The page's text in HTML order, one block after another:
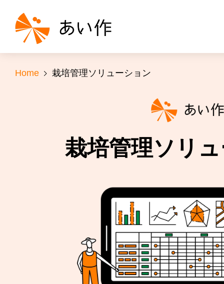
Home 栽培管理ソリューション
栽培管理ソリ